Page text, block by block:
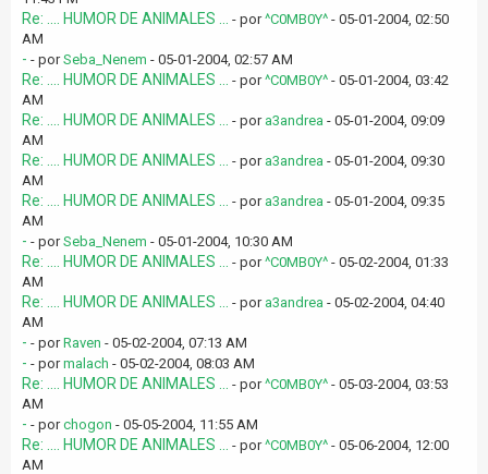
Re: .... HUMOR DE ANIMALES ... - por^C0MB0Y^ - 05-01-2004, 02:50
AM
- - porSeba_Nenem - 05-01-2004, 02:57 AM
Re: .... HUMOR DE ANIMALES ... - por^C0MB0Y^ - 05-01-2004, 03:42
AM
Re: .... HUMOR DE ANIMALES ... - por a3andrea - 05-01-2004, 09:09
AM
Re: .... HUMOR DE ANIMALES ... - por a3andrea - 05-01-2004, 09:30
AM
Re: .... HUMOR DE ANIMALES ... - por a3andrea - 05-01-2004, 09:35
AM
- - porSeba_Nenem - 05-01-2004, 10:30 AM
Re: .... HUMOR DE ANIMALES ... - por^C0MB0Y^ - 05-02-2004, 01:33
AM
Re: .... HUMOR DE ANIMALES ... - por a3andrea - 05-02-2004, 04:40
AM
- - porRaven - 05-02-2004, 07:13 AM
- - pormalach - 05-02-2004, 08:03 AM
Re: .... HUMOR DE ANIMALES ... - por^C0MB0Y^ - 05-03-2004, 03:53
AM
- - porchogon - 05-05-2004, 11:55 AM
Re: .... HUMOR DE ANIMALES ... - por^C0MB0Y^ - 05-06-2004, 12:00
AM